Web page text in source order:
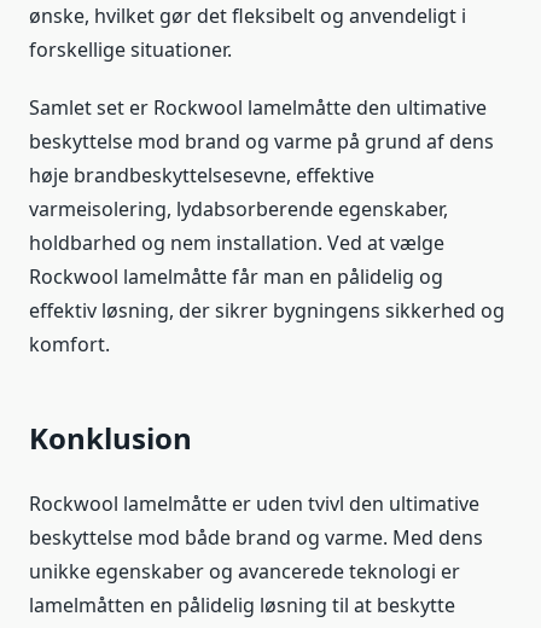
ønske, hvilket gør det fleksibelt og anvendeligt i
forskellige situationer.
Samlet set er Rockwool lamelmåtte den ultimative
beskyttelse mod brand og varme på grund af dens
høje brandbeskyttelsesevne, effektive
varmeisolering, lydabsorberende egenskaber,
holdbarhed og nem installation. Ved at vælge
Rockwool lamelmåtte får man en pålidelig og
effektiv løsning, der sikrer bygningens sikkerhed og
komfort.
Konklusion
Rockwool lamelmåtte er uden tvivl den ultimative
beskyttelse mod både brand og varme. Med dens
unikke egenskaber og avancerede teknologi er
lamelmåtten en pålidelig løsning til at beskytte